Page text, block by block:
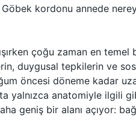
kordonu annede
çoğu zaman en
duygusal tepkilerin ve
öncesi döneme kadar
yalnızca anatomiyle ilgili
geniş bir alanı açıyor: